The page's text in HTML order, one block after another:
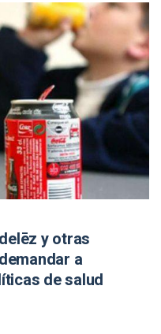
y otras
a
de salud